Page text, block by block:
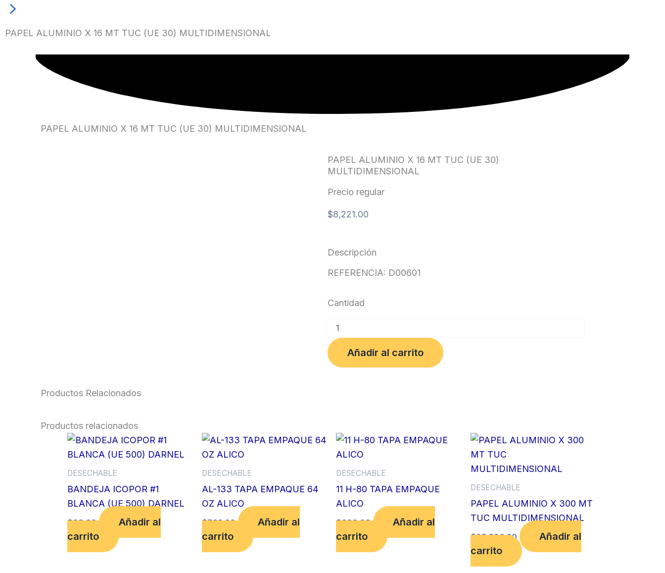
PAPEL ALUMINIO X 16 MT TUC (UE 30) MULTIDIMENSIONAL
PAPEL ALUMINIO X 16 MT TUC (UE 30) MULTIDIMENSIONAL
PAPEL ALUMINIO X 16 MT TUC (UE 30)
MULTIDIMENSIONAL
Precio regular
$8,221.00
Descripción
REFERENCIA: D00601
Cantidad
ALUMINIO
X
16
MT
Añadir al carrito
Productos Relacionados
Productos relacionados
DESECHABLE
BANDEJA ICOPOR #1
BLANCA (UE 500) DARNEL
$99.00
Añadir al
carrito
DESECHABLE
AL-133 TAPA EMPAQUE 64
OZ ALICO
$762.00
Añadir al
carrito
DESECHABLE
11 H-80 TAPA EMPAQUE
ALICO
$699.00
Añadir al
carrito
DESECHABLE
PAPEL ALUMINIO X 300 MT
TUC MULTIDIMENSIONAL
$95,596.00
Añadir al
carrito